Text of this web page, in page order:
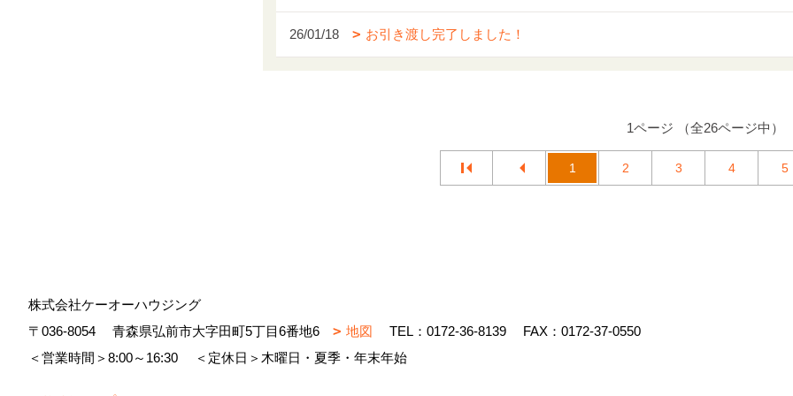
26/01/18 お引き渡し完了しました！
1ページ （全26ページ中）
1 2 3 4 5
株式会社ケーオーハウジング
〒036-8054
青森県弘前市大字田町5丁目6番地6 地図 TEL： 0172-36-8139
FAX：0172-37-0550
＜営業時間＞8:00～16:30
＜定休日＞木曜日・夏季・年末年始